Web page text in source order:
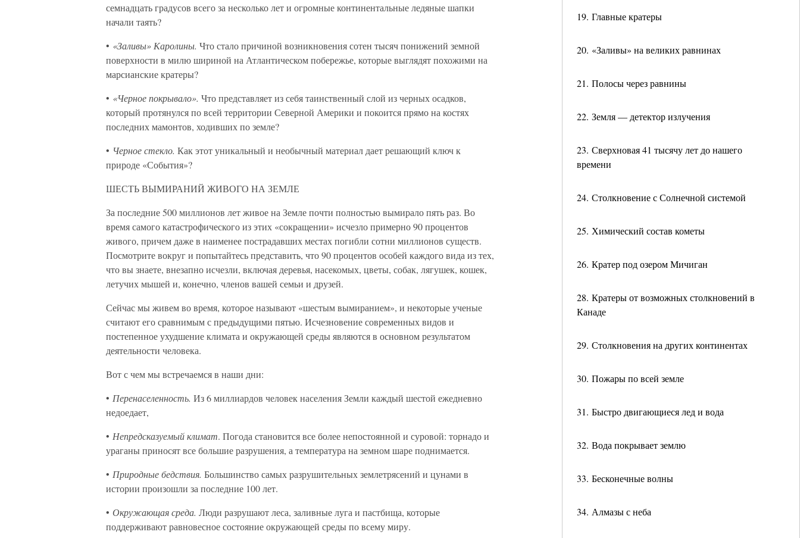
19. Главные кратеры
20. «Заливы» на великих равнинах
21. Полосы через равнины
22. Земля — детектор излучения
23. Сверхновая 41 тысячу лет до нашего
времени
24. Столкновение с Солнечной системой
25. Химический состав кометы
26. Кратер под озером Мичиган
28. Кратеры от возможных столкновений в
Канаде
29. Столкновения на других континентах
30. Пожары по всей земле
31. Быстро двигающиеся лед и вода
32. Вода покрывает землю
33. Бесконечные волны
34. Алмазы с неба
семнадцать градусов всего за несколько лет и огромные континентальные ледяные шапки
начали таять?
• «Заливы» Каролины. Что стало причиной возникновения сотен тысяч понижений земной
поверхности в милю шириной на Атлантическом побережье, которые выглядят похожими на
марсианские кратеры?
• «Черное покрывало». Что представляет из себя таинственный слой из черных осадков,
который протянулся по всей территории Северной Америки и покоится прямо на костях
последних мамонтов, ходивших по земле?
• Черное стекло. Как этот уникальный и необычный материал дает решающий ключ к
природе «События»?
ШЕСТЬ ВЫМИРАНИЙ ЖИВОГО НА ЗЕМЛЕ
За последние 500 миллионов лет живое на Земле почти полностью вымирало пять раз. Во
время самого катастрофического из этих «сокращении» исчезло примерно 90 процентов
живого, причем даже в наименее пострадавших местах погибли сотни миллионов существ.
Посмотрите вокруг и попытайтесь представить, что 90 процентов особей каждого вида из тех,
что вы знаете, внезапно исчезли, включая деревья, насекомых, цветы, собак, лягушек, кошек,
летучих мышей и, конечно, членов вашей семьи и друзей.
Сейчас мы живем во время, которое называют «шестым вымиранием», и некоторые ученые
считают его сравнимым с предыдущими пятью. Исчезновение современных видов и
постепенное ухудшение климата и окружающей среды являются в основном результатом
деятельности человека.
Вот с чем мы встречаемся в наши дни:
• Перенаселенность. Из 6 миллиардов человек населения Земли каждый шестой ежедневно
недоедает,
• Непредсказуемый климат. Погода становится все более непостоянной и суровой: торнадо и
ураганы приносят все большие разрушения, а температура на земном шаре поднимается.
• Природные бедствия. Большинство самых разрушительных землетрясений и цунами в
истории произошли за последние 100 лет.
• Окружающая среда. Люди разрушают леса, заливные луга и пастбища, которые
поддерживают равновесное состояние окружающей среды по всему миру.